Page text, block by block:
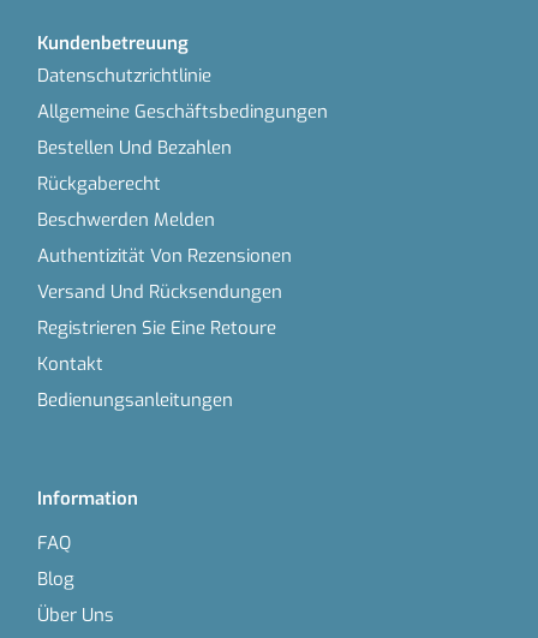
Kundenbetreuung
Datenschutzrichtlinie
Allgemeine Geschäftsbedingungen
Bestellen Und Bezahlen
Rückgaberecht
Beschwerden Melden
Authentizität Von Rezensionen
Versand Und Rücksendungen
Registrieren Sie Eine Retoure
Kontakt
Bedienungsanleitungen
Information
FAQ
Blog
Über Uns